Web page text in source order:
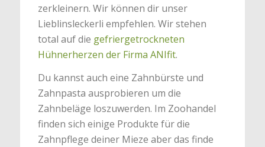
zerkleinern. Wir können dir unser
Lieblinsleckerli empfehlen. Wir stehen
total auf die gefriergetrockneten
Hühnerherzen der Firma ANIfit.
Du kannst auch eine Zahnbürste und
Zahnpasta ausprobieren um die
Zahnbeläge loszuwerden. Im Zoohandel
finden sich einige Produkte für die
Zahnpflege deiner Mieze aber das finde